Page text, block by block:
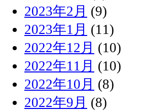
2023年2月 (9)
2023年1月 (11)
2022年12月 (10)
2022年11月 (10)
2022年10月 (8)
2022年9月 (8)